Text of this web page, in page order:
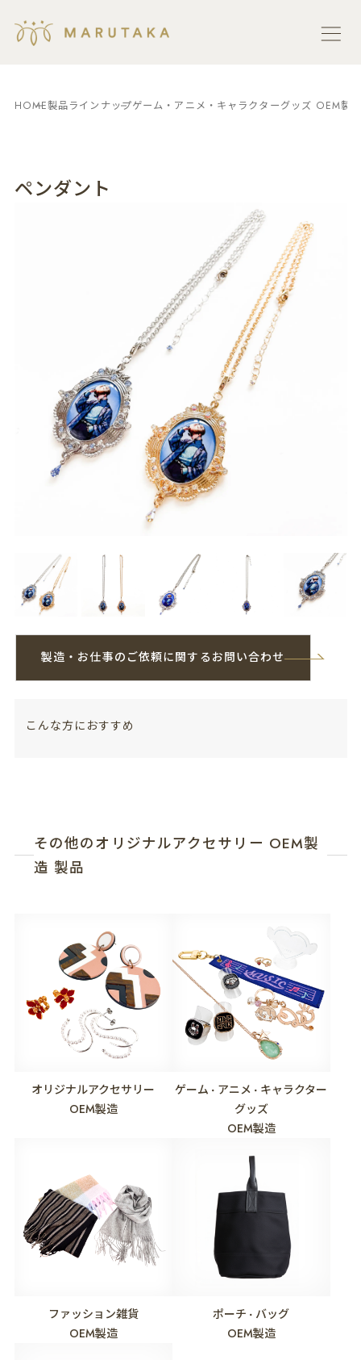
HOME製品ラインナップゲーム・アニメ・キャラクターグッズ OEM製
ペンダント
製造・お仕事のご依頼に関するお問い合わせ
こんな方におすすめ
その他のオリジナルアクセサリー OEM製
造 製品
オリジナルアクセサリー
OEM製造
ゲーム ・ アニメ ・ キャラクター
グッズ
OEM製造
ファッション雑貨
OEM製造
ポーチ ・ バッグ
OEM製造